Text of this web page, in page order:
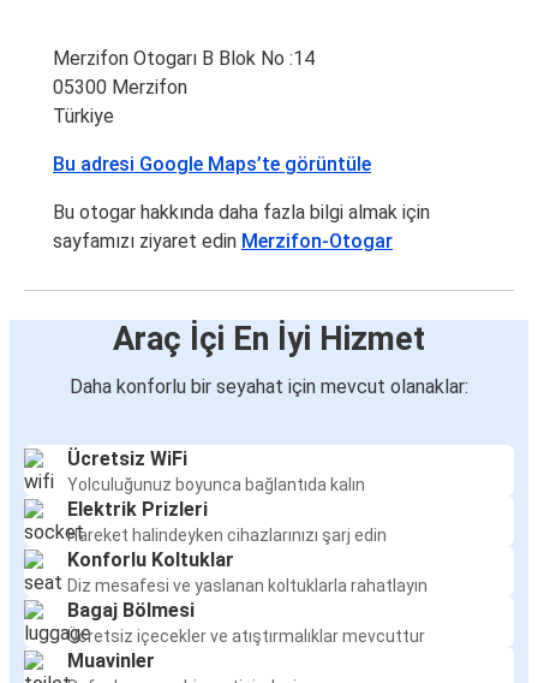
Merzifon Otogarı B Blok No :14
05300 Merzifon
Türkiye
Bu adresi Google Maps’te görüntüle
Bu otogar hakkında daha fazla bilgi almak için
sayfamızı ziyaret edin Merzifon-Otogar
Araç İçi En İyi Hizmet
Daha konforlu bir seyahat için mevcut olanaklar:
Ücretsiz WiFi
Yolculuğunuz boyunca bağlantıda kalın
Elektrik Prizleri
Hareket halindeyken cihazlarınızı şarj edin
Konforlu Koltuklar
Diz mesafesi ve yaslanan koltuklarla rahatlayın
Bagaj Bölmesi
Ücretsiz içecekler ve atıştırmalıklar mevcuttur
Muavinler